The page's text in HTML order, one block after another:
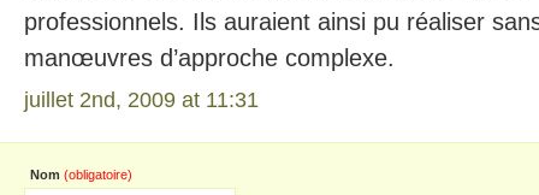
professionnels. Ils auraient ainsi pu réaliser
manœuvres d’approche complexe.
juillet 2nd, 2009 at 11:31
Nom (obligatoire)